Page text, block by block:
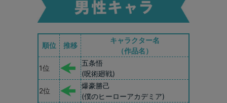
順位 推移
キャラクター名
（作品名）
1位
五条悟
(呪術廻戦)
2位
爆豪勝己
(僕のヒーローアカデミア)